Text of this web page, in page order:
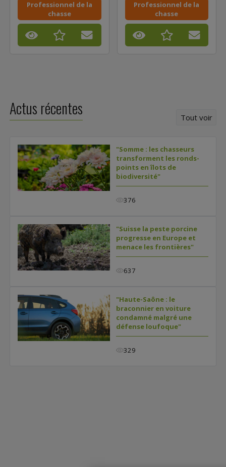
Professionnel de la
chasse
Professionnel de la
chasse
Actus récentes Tout voir
"Somme : les chasseurs
transforment les ronds-
points en îlots de
biodiversité"
376
"Suisse la peste porcine
progresse en Europe et
menace les frontières"
637
"Haute-Saône : le
braconnier en voiture
condamné malgré une
défense loufoque"
329